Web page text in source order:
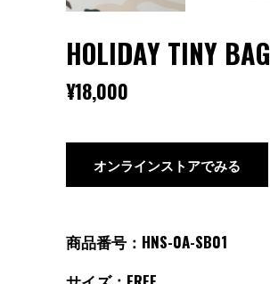
HOLIDAY TINY BAG
¥18,000
オンラインストアでみる
商品番号：HNS-0A-SB01